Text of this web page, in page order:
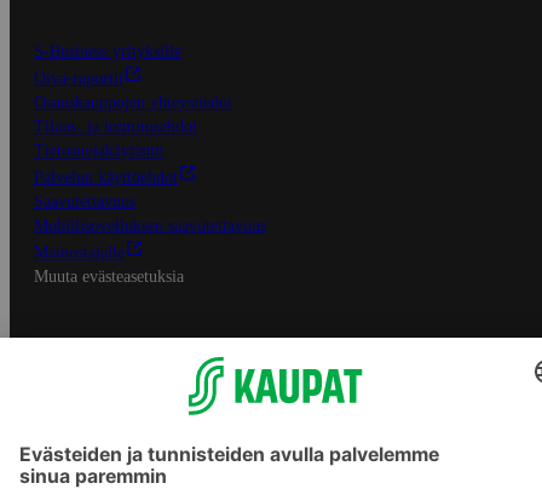
S-Business yrityksille
Oiva-raportit
Osuuskauppojen yhteystiedot
Tilaus- ja toimitusehdot
Tietosuojakäytäntö
Palvelun käyttöehdot
Saavutettavuus
Mobiilisovelluksen saavutettavuus
Mainostajalle
Muuta evästeasetuksia
S-ryhmän palvelut
Asiakasomistajuus